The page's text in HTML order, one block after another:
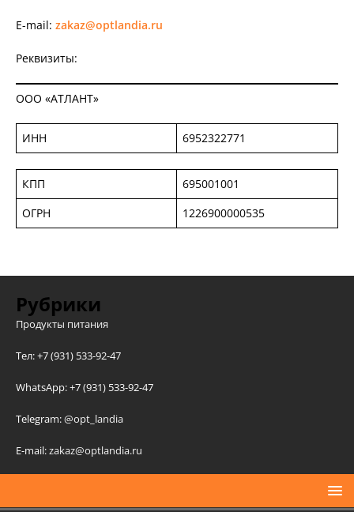
E-mail: zakaz@optlandia.ru
Реквизиты:
ООО «АТЛАНТ»
ИНН 6952322771
КПП
695001001
ОГРН
1226900000535
Рубрики
Продукты питания
Тел: +7 (931) 533-92-47
WhatsApp: +7 (931) 533-92-47
Telegram:@opt_landia
E-mail:zakaz@optlandia.ru